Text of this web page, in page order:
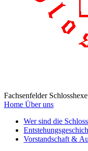
Fachsenfelder
Home Über uns
Wer sind die
Vorstandschaft &